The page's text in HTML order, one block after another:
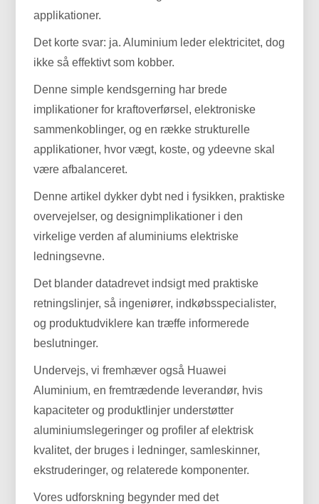
applikationer.
Det korte svar: ja. Aluminium leder elektricitet, dog
ikke så effektivt som kobber.
Denne simple kendsgerning har brede
implikationer for kraftoverførsel, elektroniske
sammenkoblinger, og en række strukturelle
applikationer, hvor vægt, koste, og ydeevne skal
være afbalanceret.
Denne artikel dykker dybt ned i fysikken, praktiske
overvejelser, og designimplikationer i den
virkelige verden af ​​aluminiums elektriske
ledningsevne.
Det blander datadrevet indsigt med praktiske
retningslinjer, så ingeniører, indkøbsspecialister,
og produktudviklere kan træffe informerede
beslutninger.
Undervejs, vi fremhæver også Huawei
Aluminium, en fremtrædende leverandør, hvis
kapaciteter og produktlinjer understøtter
aluminiumslegeringer og profiler af elektrisk
kvalitet, der bruges i ledninger, samleskinner,
ekstruderinger, og relaterede komponenter.
Vores udforskning begynder med det